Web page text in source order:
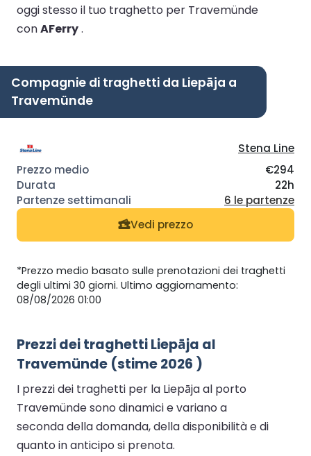
oggi stesso il tuo traghetto per Travemünde
conAFerry.
Compagnie di traghetti da Liepāja a
Travemünde
Stena Line
€294
22h
6 le partenze
Vedi prezzo
*Prezzo medio basato sulle prenotazioni dei traghetti
degli ultimi 30 giorni. Ultimo aggiornamento:
08/08/2026 01:00
Prezzi dei traghetti Liepāja al
Travemünde (stime 2026 )
I prezzi dei traghetti per la Liepāja al porto
Travemünde sono dinamici e variano a
seconda della domanda, della disponibilità e di
quanto in anticipo si prenota.